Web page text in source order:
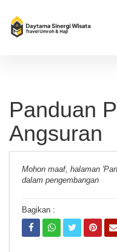
Panduan
Angsuran
Mohon maaf, halaman
dalam pengembangan
Bagikan :